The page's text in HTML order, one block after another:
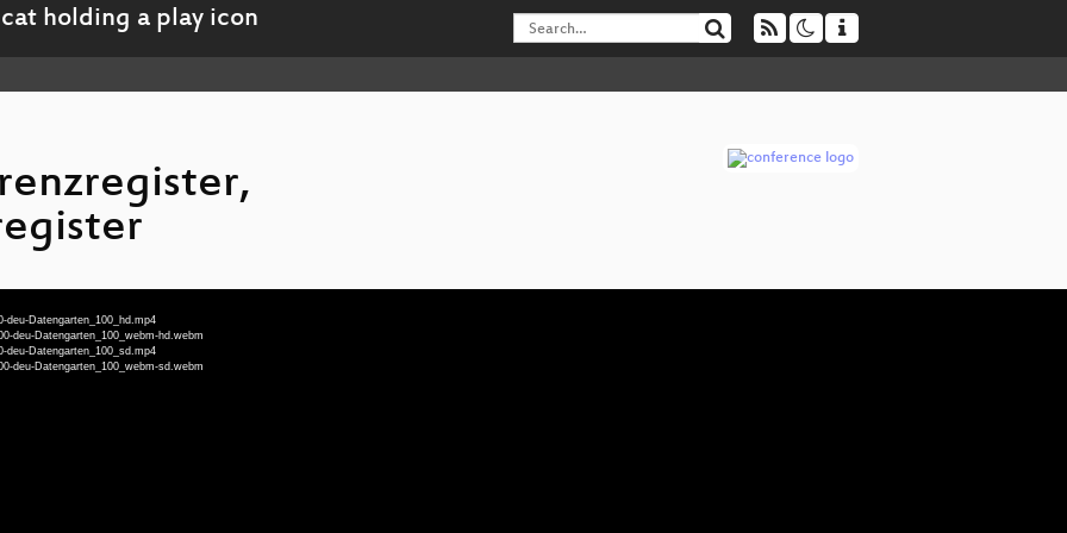
deu-Datengarten_100_hd.mp4
deu-Datengarten_100_webm-hd.webm
deu-Datengarten_100_sd.mp4
deu-Datengarten_100_webm-sd.webm